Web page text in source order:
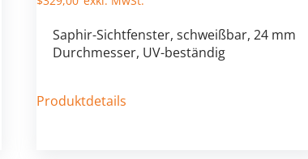
Saphir-Sichtfenster, schweißbar, 24 mm
Durchmesser, UV-beständig
Produktdetails